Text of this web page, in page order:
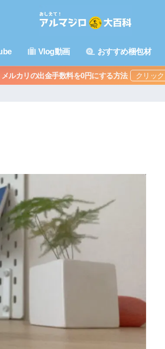
Vlog動画 おすすめ梱包材
メルカリの出金手数料を0円にする方法